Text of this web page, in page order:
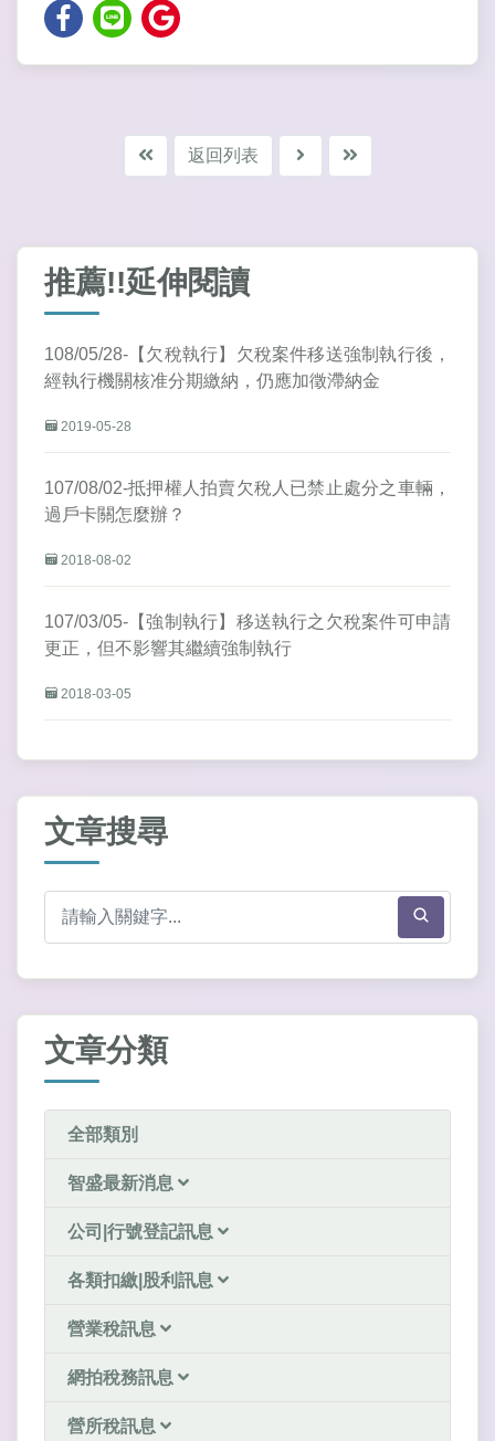
返回列表
推薦!!延伸閱讀
108/05/28-【欠稅執行】欠稅案件移送強制執行後，
經執行機關核准分期繳納，仍應加徵滯納金
2019-05-28
107/08/02-抵押權人拍賣欠稅人已禁止處分之車輛，
過戶卡關怎麼辦？
2018-08-02
107/03/05-【強制執行】移送執行之欠稅案件可申請
更正，但不影響其繼續強制執行
2018-03-05
文章搜尋
文章分類
全部類別
智盛最新消息
公司|行號登記訊息
各類扣繳|股利訊息
營業稅訊息
網拍稅務訊息
營所稅訊息